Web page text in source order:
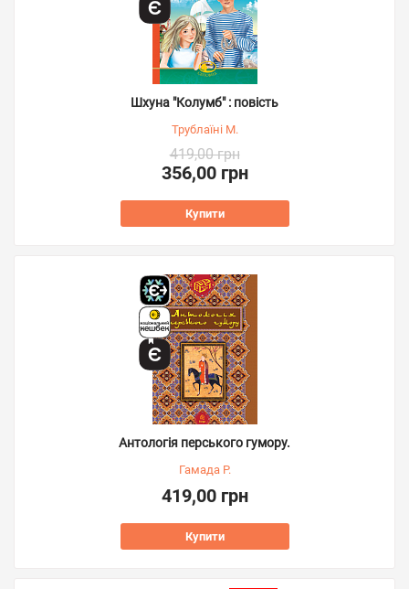
Шхуна "Колумб" : повість
Трублаїні М.
419,00 грн
356,00 грн
Купити
Антологія перського гумору.
Гамада Р.
419,00 грн
Купити